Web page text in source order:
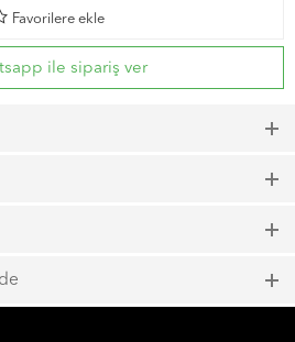
Favorilere ekle
ile sipariş ver
sıkma ile yıkayın.